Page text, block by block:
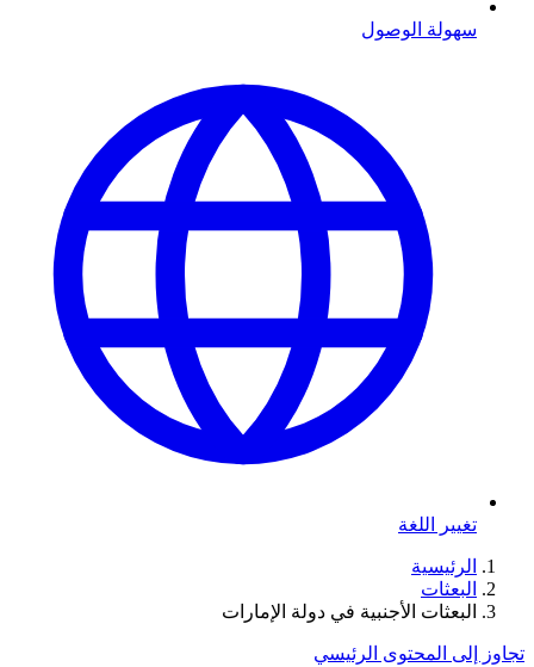
سهولة الوصول
تغيير اللغة
الرئيسية
البعثات
البعثات الأجنبية في دولة الإمارات
تجاوز إلى المحتوى الرئيسي